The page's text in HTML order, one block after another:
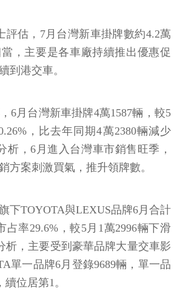
評估，7月台灣新車掛牌數約4.2萬
，主要是各車廠持續推出優惠促
到港交車。
6月台灣新車掛牌4萬1587輛，較5
，比去年同期4萬2380輛減少
析，6月進入台灣車市銷售旺季，
方案刺激買氣，推升領牌數。
下TOYOTA與LEXUS品牌6月合計
占率29.6%，較5月1萬2996輛下滑
析，主要受到豪華品牌大量交車影
單一品牌6月登錄9689輛，單一品
位居第1。